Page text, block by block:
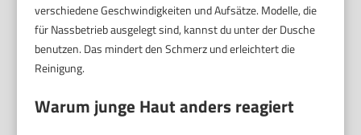
verschiedene Geschwindigkeiten und Aufsätze. Modelle, die
für Nassbetrieb ausgelegt sind, kannst du unter der Dusche
benutzen. Das mindert den Schmerz und erleichtert die
Reinigung.
Warum junge Haut anders reagiert